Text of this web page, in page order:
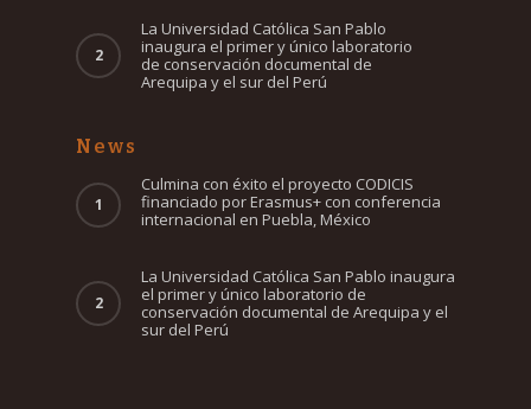
La Universidad Católica San Pablo
inaugura el primer y único laboratorio
de conservación documental de
Arequipa y el sur del Perú
News
Culmina con éxito el proyecto CODICIS
financiado por Erasmus+ con conferencia
internacional en Puebla, México
La Universidad Católica San Pablo inaugura
el primer y único laboratorio de
conservación documental de Arequipa y el
sur del Perú